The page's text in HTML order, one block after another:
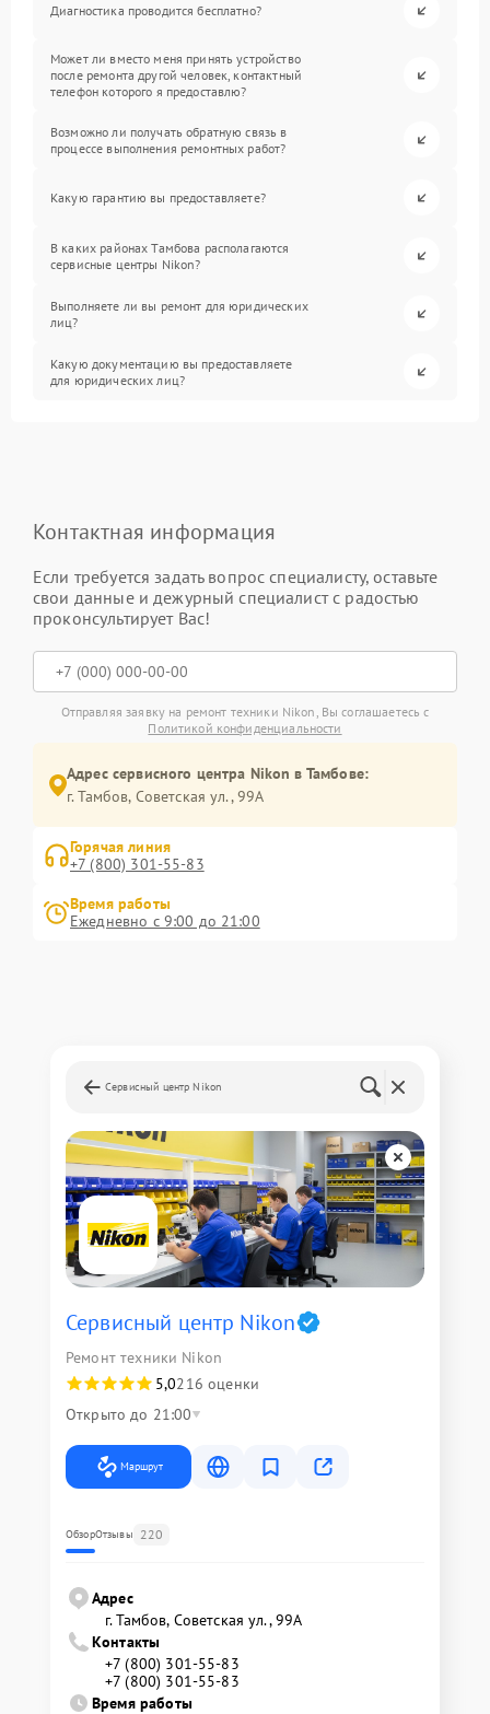
Диагностика проводится бесплатно?
Может ли вместо меня принять устройство
после ремонта другой человек, контактный
телефон которого я предоставлю?
Возможно ли получать обратную связь в
процессе выполнения ремонтных работ?
Какую гарантию вы предоставляете?
В каких районах Тамбова располагаются
сервисные центры Nikon?
Выполняете ли вы ремонт для юридических
лиц?
Какую документацию вы предоставляете
для юридических лиц?
Контактная информация
Если требуется задать вопрос специалисту, оставьте
свои данные и дежурный специалист с радостью
проконсультирует Вас!
Отправляя заявку на ремонт техники Nikon, Вы соглашаетесь с
Политикой конфиденциальности
Адрес сервисного центра Nikon в Тамбове:
г. Тамбов, Советская ул., 99А
Горячая линия
+7 (800) 301-55-83
Время работы
Ежедневно с 9:00 до 21:00
Сервисный центр Nikon
Сервисный центр Nikon
Ремонт техники Nikon
5,0216 оценки
Открыто до 21:00
Маршрут
ОбзорОтзывы 220
Адрес
г. Тамбов, Советская ул., 99А
Контакты
+7 (800) 301-55-83
+7 (800) 301-55-83
Время работы